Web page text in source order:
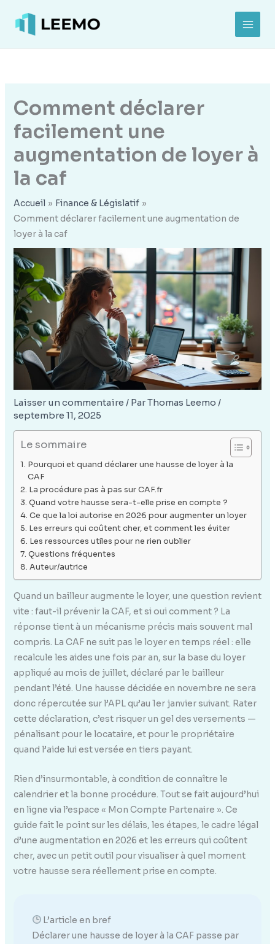
contenu
Comment déclarer
facilement une
augmentation de loyer à
la caf
Accueil
Finance & Législatif
Comment déclarer facilement une augmentation de
loyer à la caf
Laisser un commentaire / ParThomas Leemo /
septembre 11, 2025
Le sommaire
Pourquoi et quand déclarer une hausse de loyer à la
CAF
La procédure pas à pas sur CAF.fr
Quand votre hausse sera-t-elle prise en compte ?
Ce que la loi autorise en 2026 pour augmenter un loyer
Les erreurs qui coûtent cher, et comment les éviter
Les ressources utiles pour ne rien oublier
Questions fréquentes
Auteur/autrice
Quand un bailleur augmente le loyer, une question revient
vite : faut-il prévenir la CAF, et si oui comment ? La
réponse tient à un mécanisme précis mais souvent mal
compris. La CAF ne suit pas le loyer en temps réel : elle
recalcule les aides une fois par an, sur la base du loyer
appliqué au mois de juillet, déclaré par le bailleur
pendant l’été. Une hausse décidée en novembre ne sera
donc répercutée sur l’APL qu’au 1er janvier suivant. Rater
cette déclaration, c’est risquer un gel des versements —
pénalisant pour le locataire, et pour le propriétaire
quand l’aide lui est versée en tiers payant.
Rien d’insurmontable, à condition de connaître le
calendrier et la bonne procédure. Tout se fait aujourd’hui
en ligne via l’espace « Mon Compte Partenaire ». Ce
guide fait le point sur les délais, les étapes, le cadre légal
d’une augmentation en 2026 et les erreurs qui coûtent
cher, avec un petit outil pour visualiser à quel moment
votre hausse sera réellement prise en compte.
L’article en bref
Déclarer une hausse de loyer à la CAF passe par